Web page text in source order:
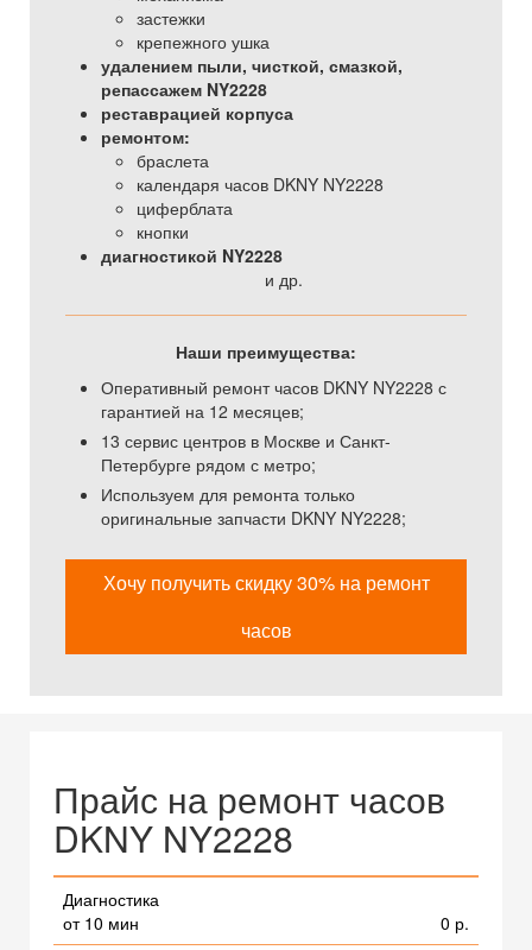
застежки
крепежного ушка
удалением пыли, чисткой, смазкой,
репассажем NY2228
реставрацией корпуса
ремонтом:
браслета
календаря часов DKNY NY2228
циферблата
кнопки
диагностикой NY2228
и др.
Наши преимущества:
Оперативный ремонт часов DKNY NY2228 с
гарантией на 12 месяцев;
13 сервис центров в Москве и Санкт-
Петербурге рядом с метро;
Используем для ремонта только
оригинальные запчасти DKNY NY2228;
Хочу получить скидку 30% на ремонт
часов
Прайс на ремонт часов
DKNY NY2228
Диагностика
от 10 мин
0 р.